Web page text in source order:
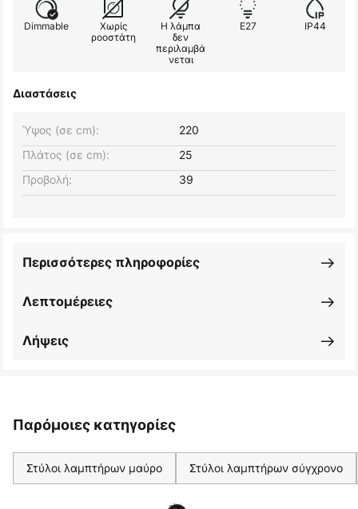
Dimmable
Χωρίς
ροοστάτη
Η λάμπα
δεν
περιλαμβά
νεται
E27 IP44
Διαστάσεις
Πλάτος (σε cm): 25
Ύψος (σε cm): 220
Προβολή: 39
Λεπτομέρειες
Περισσότερες πληροφορίες
Λήψεις
Παρόμοιες κατηγορίες
Στύλοι λαμπτήρων μαύρο Στύλοι λαμπτήρων σύγχρονο